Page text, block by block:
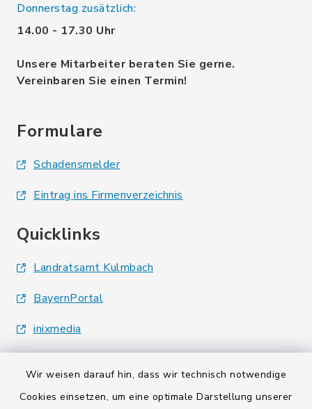
Wir weisen darauf hin, dass wir technisch notwendige
Cookies einsetzen, um eine optimale Darstellung unserer
Donnerstag zusätzlich:
14.00 - 17.30 Uhr
Unsere Mitarbeiter beraten Sie gerne.
Vereinbaren Sie einen Termin!
Formulare
Schadensmelder
Eintrag ins Firmenverzeichnis
Quicklinks
Landratsamt Kulmbach
BayernPortal
inixmedia